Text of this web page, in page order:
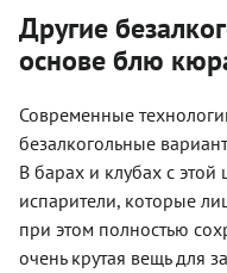
Другие
основе блю
Современные
безалкогольные
В барах и клубах с
испарители, которые
при этом полностью
очень крутая вещь для